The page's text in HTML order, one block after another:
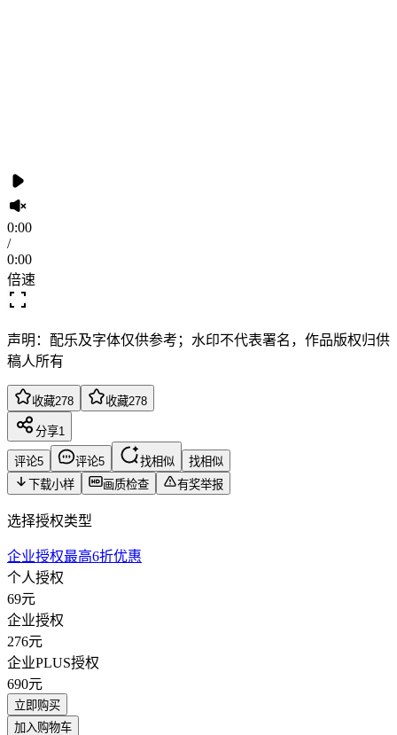
0:00
/
0:00
倍速
声明：配乐及字体仅供参考；水印不代表署名，作品版权归供
稿人所有
收藏278 收藏278
分享1
评论5 评论5 找相似
找相似
下载小样
画质检查 有奖举报
选择授权类型
企业授权最高6折优惠
个人授权
69元
企业授权
276元
企业PLUS授权
690元
立即购买
加入购物车